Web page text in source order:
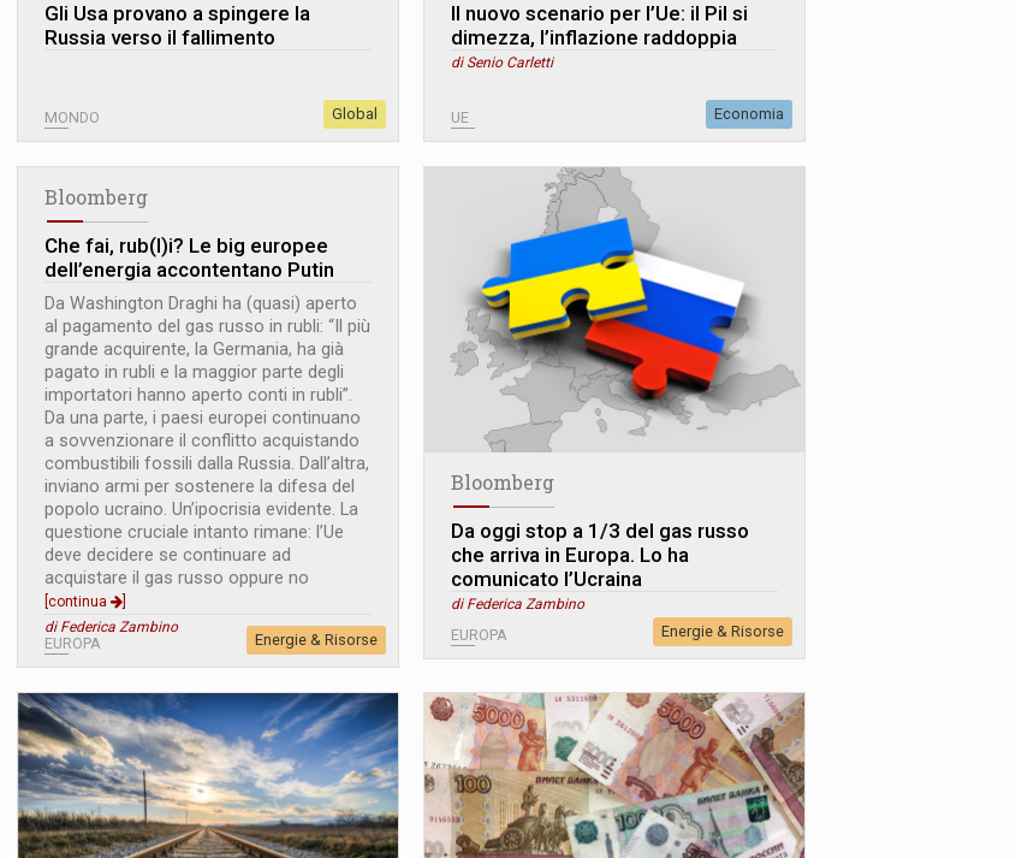
Gli Usa provano a spingere la
Russia verso il fallimento
MONDO Global
Il nuovo scenario per l’Ue: il Pil si
dimezza, l’inflazione raddoppia
di Senio Carletti
UE Economia
Bloomberg
Che fai, rub(l)i? Le big europee
dell’energia accontentano Putin
Da Washington Draghi ha (quasi) aperto
al pagamento del gas russo in rubli: “Il più
grande acquirente, la Germania, ha già
pagato in rubli e la maggior parte degli
importatori hanno aperto conti in rubli”.
Da una parte, i paesi europei continuano
a sovvenzionare il conflitto acquistando
combustibili fossili dalla Russia. Dall’altra,
inviano armi per sostenere la difesa del
popolo ucraino. Un’ipocrisia evidente. La
questione cruciale intanto rimane: l’Ue
deve decidere se continuare ad
acquistare il gas russo oppure no
[continua
]
di Federica Zambino
EUROPA Energie & Risorse
Bloomberg
Da oggi stop a 1/3 del gas russo
che arriva in Europa. Lo ha
comunicato l’Ucraina
di Federica Zambino
EUROPA Energie & Risorse